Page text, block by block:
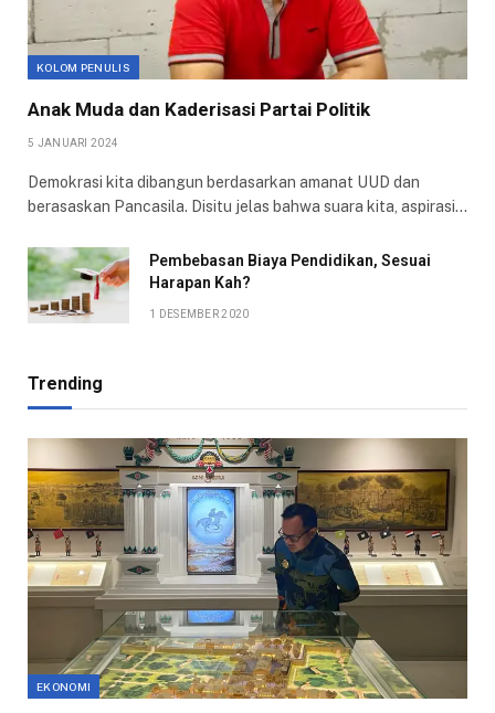
KOLOM PENULIS
Anak Muda dan Kaderisasi Partai Politik
5 JANUARI 2024
Demokrasi kita dibangun berdasarkan amanat UUD dan
berasaskan Pancasila. Disitu jelas bahwa suara kita, aspirasi…
Pembebasan Biaya Pendidikan, Sesuai
Harapan Kah?
1 DESEMBER 2020
Trending
EKONOMI